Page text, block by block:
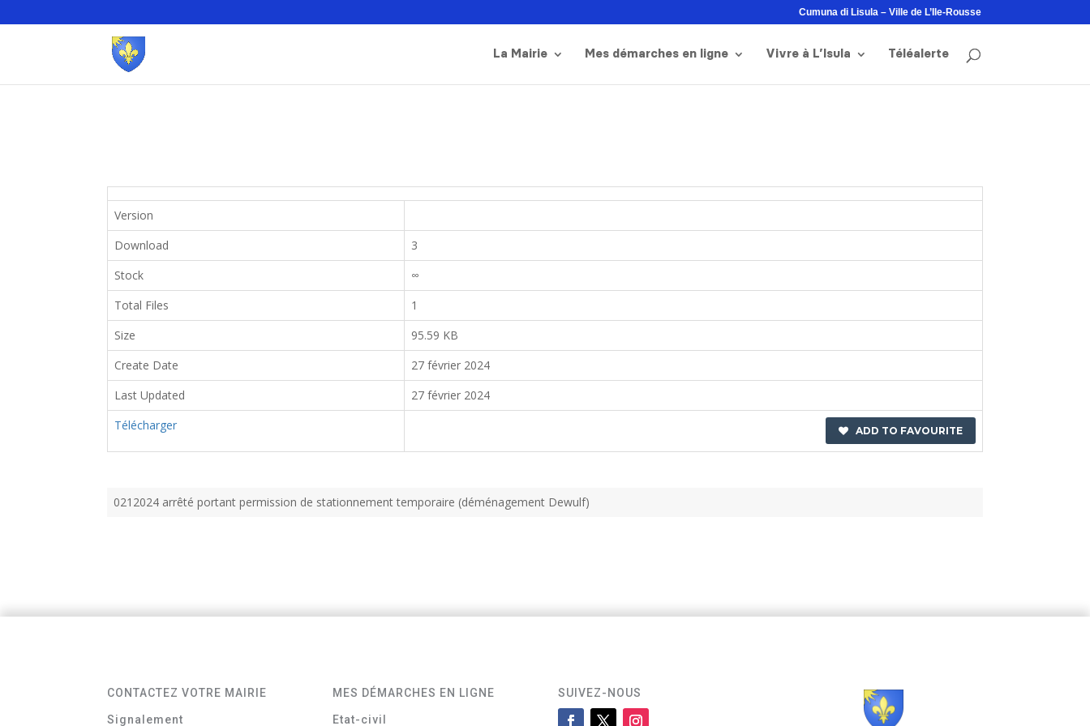
Cumuna di Lisula – Ville de L’Ile-Rousse
La Mairie Mes démarches en ligne Vivre à L’Isula Téléalerte
Version
Download
3
Stock
∞
Total Files
1
Size
95.59 KB
Create Date
27 février 2024
Last Updated
27 février 2024
Télécharger
ADD TO FAVOURITE
0212024 arrêté portant permission de stationnement temporaire (déménagement Dewulf)
CONTACTEZ VOTRE MAIRIE
Signalement
MES DÉMARCHES EN LIGNE
Etat-civil
SUIVEZ-NOUS